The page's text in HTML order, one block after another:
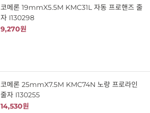
코메론 19mmX5.5M KMC31L 자동 프로핸즈 줄
자 I130298
9,270원
코메론 25mmX7.5M KMC74N 노랑 프로라인
줄자 I130255
14,530원